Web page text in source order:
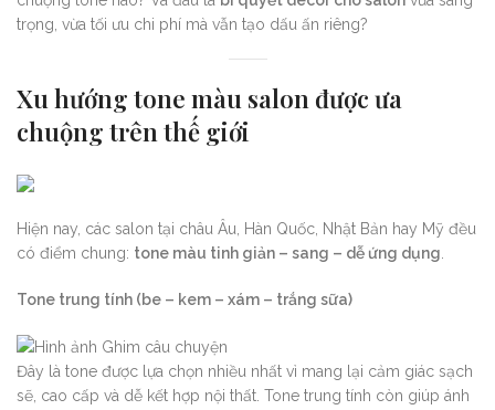
trọng, vừa tối ưu chi phí mà vẫn tạo dấu ấn riêng?
Xu hướng tone màu salon được ưa
chuộng trên thế giới
Hiện nay, các salon tại châu Âu, Hàn Quốc, Nhật Bản hay Mỹ đều
có điểm chung: tone màu tinh giản – sang – dễ ứng dụng
Tone trung tính (be – kem – xám – trắng sữa)
Đây là tone được lựa chọn nhiều nhất vì mang lại cảm giác sạch
sẽ, cao cấp và dễ kết hợp nội thất. Tone trung tính còn giúp ánh